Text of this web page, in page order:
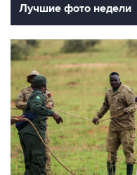
Лучшие фото недели